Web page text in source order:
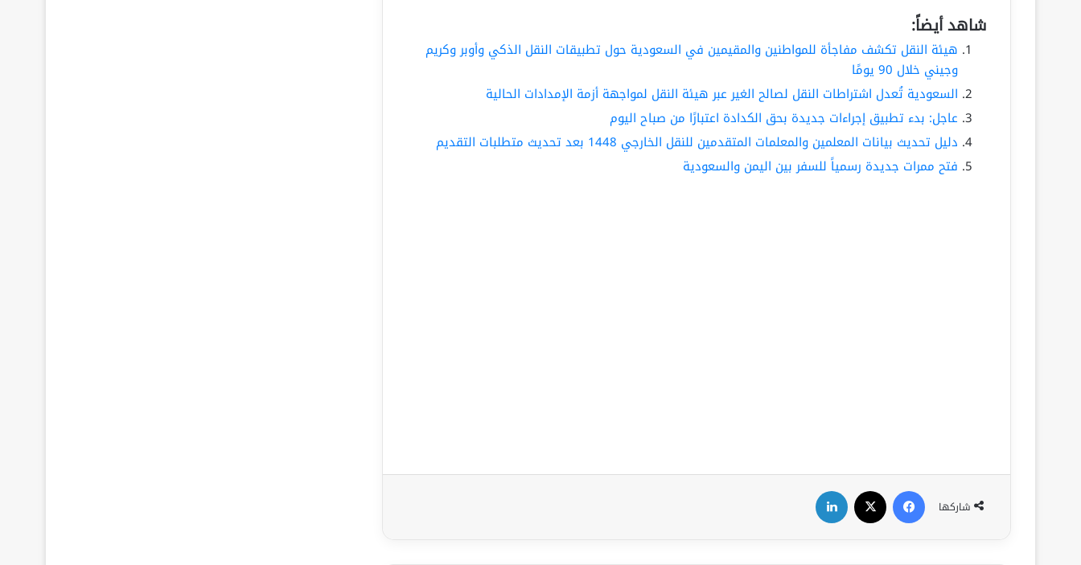
شاهد أيضاً:
هيئة النقل تكشف مفاجأة للمواطنين والمقيمين في السعودية حول تطبيقات النقل الذكي وأوبر وكريم
وجيني خلال 90 يومًا
السعودية تُعدل اشتراطات النقل لصالح الغير عبر هيئة النقل لمواجهة أزمة الإمدادات الحالية
عاجل: بدء تطبيق إجراءات جديدة بحق الكدادة اعتبارًا من صباح اليوم
دليل تحديث بيانات المعلمين والمعلمات المتقدمين للنقل الخارجي 1448 بعد تحديث متطلبات التقديم
فتح ممرات جديدة رسمياً للسفر بين اليمن والسعودية
شاركها
فيسبوك